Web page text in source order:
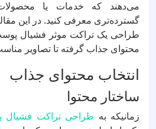
می‌دهند که خدمات یا
گسترده‌تری معرفی کنید. در این
طراحی یک تراکت موثر فشیال پوست
محتوای جذاب گرفته تا تصاویر
انتخاب محتوای جذاب
ساختار محتوا
زمانیکه به طراحی تراکت فشیال